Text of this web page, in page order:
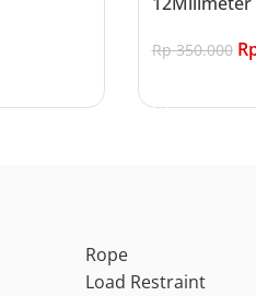
Rp350.000
Rope
Load Restraint